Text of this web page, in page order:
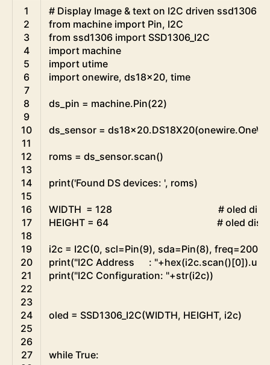
Python
1
2
3
4
5
6
7
8
9
10
11
12
13
14
15
16
17
18
19
20
21
22
23
24
25
26
27
# Display Image & text on I2C driven ssd1306
from machine import Pin, I2C
from ssd1306 import SSD1306_I2C
import machine
import utime
import onewire, ds18x20, time
ds_pin = machine.Pin(22)
ds_sensor = ds18x20.DS18X20(onewire.
roms = ds_sensor.scan()
print('Found DS devices: ', roms)
WIDTH = 128
# oled
HEIGHT = 64 # oled
i2c = I2C(0, scl=Pin(9), sda=Pin(8), freq=
print("I2C Address      : "+hex(i2c.scan()[0]).
print("I2C Configuration: "+str(i2c))
oled = SSD1306_I2C(WIDTH, HEIGHT, i2c)
while True: